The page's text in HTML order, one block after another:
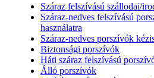
Száraz felszívású szállodai/
Száraz-nedves felszívású
használatra
Száraz-nedves porszívók
Biztonsági porszívók
Háti száraz felszívású
Álló porszívók